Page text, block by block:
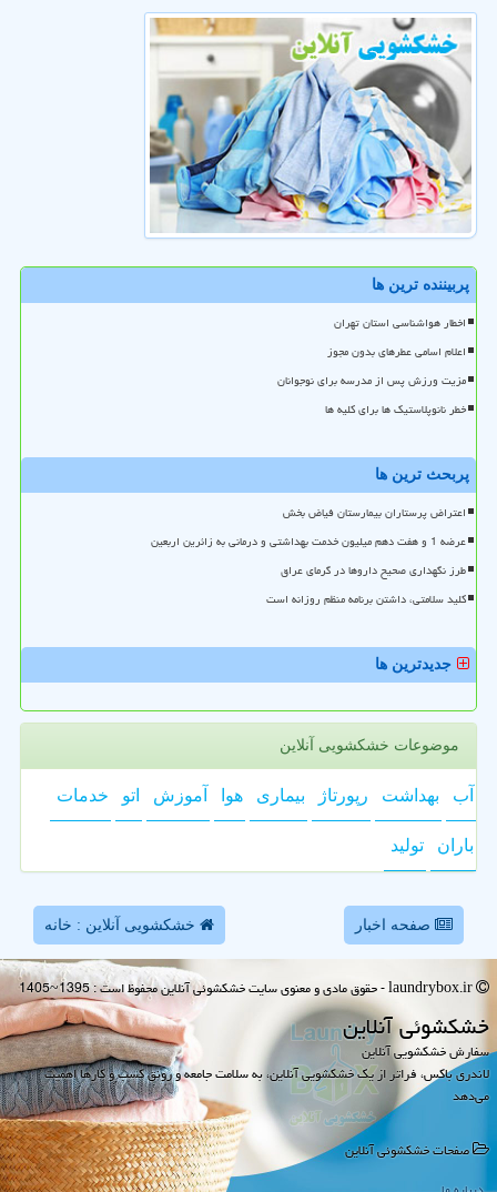
پربیننده ترین ها
اخطار هواشناسی استان تهران
اعلام اسامی عطرهای بدون مجوز
مزیت ورزش پس از مدرسه برای نوجوانان
خطر نانوپلاستیک ها برای کلیه ها
پربحث ترین ها
اعتراض پرستاران بیمارستان فیاض بخش
عرضه 1 و هفت دهم میلیون خدمت بهداشتی و درمانی به زائرین اربعین
طرز نگهداری صحیح داروها در گرمای عراق
کلید سلامتی، داشتن برنامه منظم روزانه است
جدیدترین ها
موضوعات خشکشویی آنلاین
آب بهداشت رپورتاژ بیماری هوا آموزش اتو خدمات
باران تولید
صفحه اخبار خشکشویی آنلاین : خانه
خشكشوئی آنلاین
سفارش خشکشویی آنلاین
لاندری باکس، فراتر از یک خشکشویی آنلاین، به سلامت جامعه و رونق کسب و کارها اهمیت
می‌دهد
صفحات خشكشوئی آنلاین